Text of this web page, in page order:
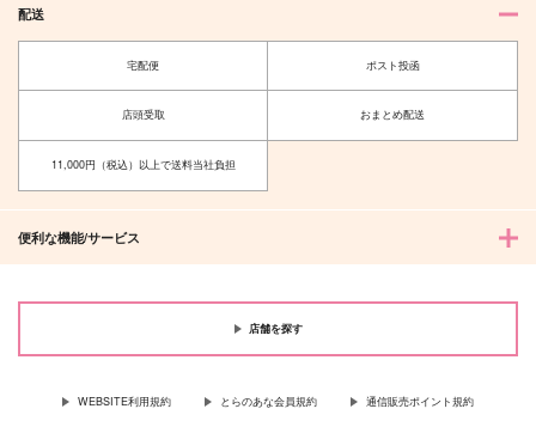
配送
宅配便 ポスト投函
店頭受取 おまとめ配送
11,000円（税込）以上で送料当社負担
便利な機能/サービス
店舗を探す
WEBSITE利用規約 とらのあな会員規約 通信販売ポイント規約